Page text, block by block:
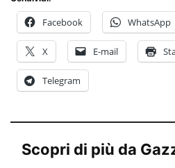
Facebook WhatsApp
X E-mail
Telegram
Scopri di più da